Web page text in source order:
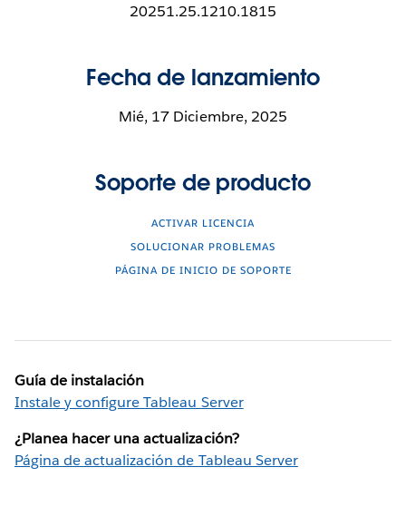
20251.25.1210.1815
Fecha de lanzamiento
Mié, 17 Diciembre, 2025
Soporte de producto
ACTIVAR LICENCIA
SOLUCIONAR PROBLEMAS
PÁGINA DE INICIO DE SOPORTE
Guía de instalación
Instale y configure Tableau Server
¿Planea hacer una actualización?
Página de actualización de Tableau Server